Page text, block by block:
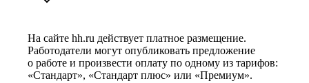
На сайте hh.ru действует платное размещение.
Работодатели могут опубликовать предложение
о работе и произвести оплату по одному из тарифов:
«Стандарт», «Стандарт плюс» или «Премиум».